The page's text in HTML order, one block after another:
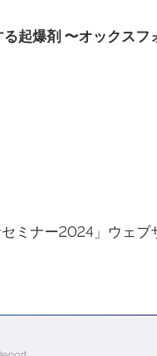
る起爆剤 〜オックスフ
ミナー2024」ウェブ